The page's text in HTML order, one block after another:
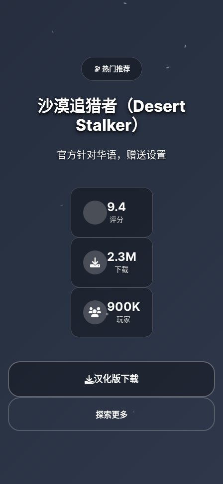
🔭 热门推荐
沙漠追猎者（Desert
Stalker）
官方针对华语，赠送设置
9.4
评分
2.3M
下载
900K
玩家
汉化版下载
探索更多